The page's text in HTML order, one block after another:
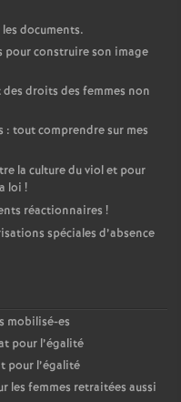
documents.
pour construire son image
des droits des femmes non
: tout comprendre sur mes
la culture du viol et pour
loi !
réactionnaires !
spéciales d’absence
mobilisé-es
pour l’égalité
pour l’égalité
les femmes retraitées aussi